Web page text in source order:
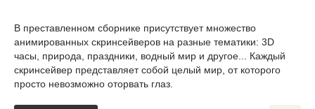
В преставленном сборнике присутствует множество
анимированных скринсейверов на разные тематики: 3D
часы, природа, праздники, водный мир и другое... Каждый
скринсейвер представляет собой целый мир, от которого
просто невозможно оторвать глаз.